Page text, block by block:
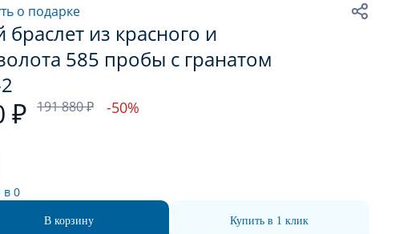
о подарке
браслет из красного и
585 пробы с гранатом
₽ 191 880 ₽ -50%
в 0
В корзину Купить в 1 клик